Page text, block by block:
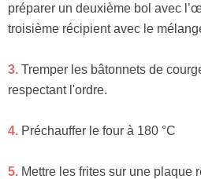
préparer un deuxième bol avec
troisième récipient avec le
3. Tremper les bâtonnets de
respectant l'ordre.
4. Préchauffer le four à 180 °C
5. Mettre les frites sur une plaque